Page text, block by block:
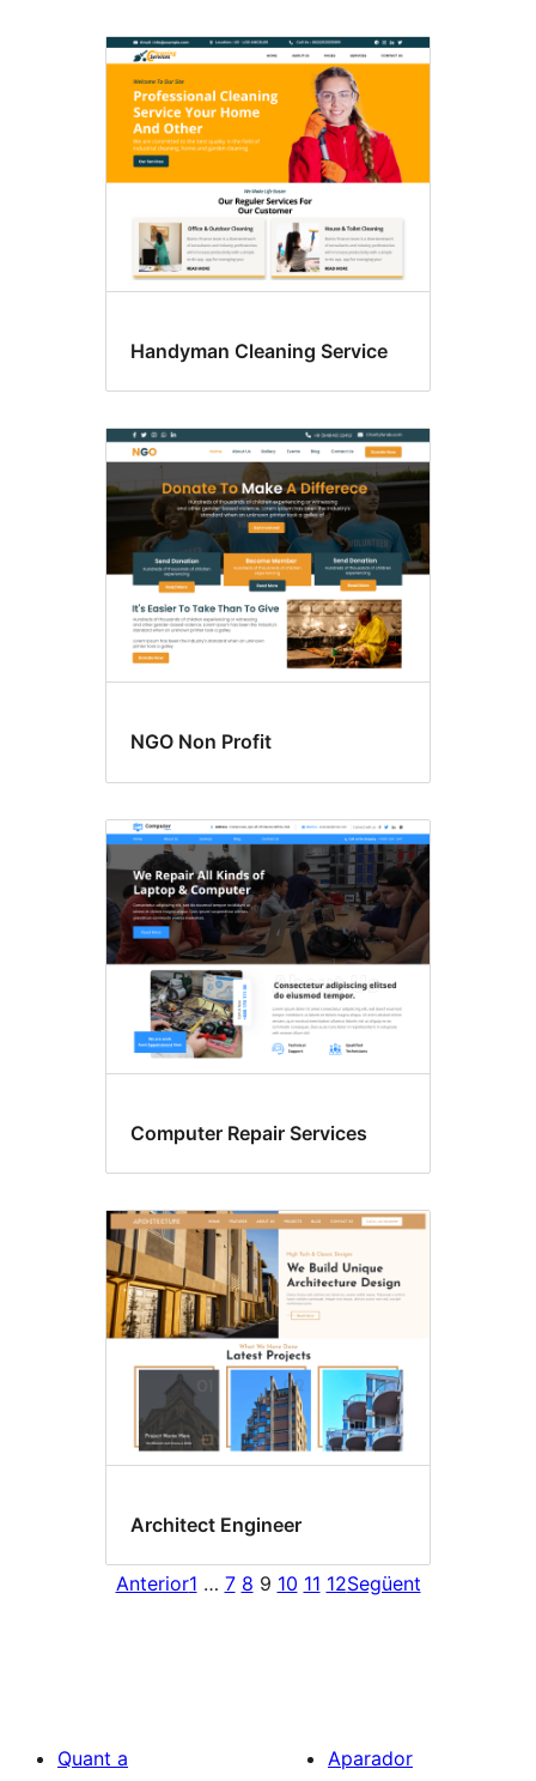
Handyman Cleaning Service
NGO Non Profit
Computer Repair Services
Architect Engineer
Anterior1 … 7 8 9 10 11 12Següent
Quant a
Aparador